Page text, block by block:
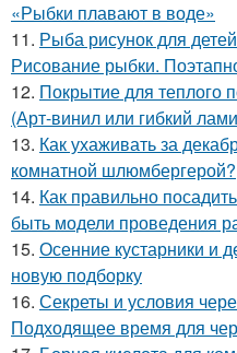
«Рыбки плавают в воде»
11. Рыба рисунок для
Рисование рыбки.
12. Покрытие для теплого
(Арт-винил или гибкий
13. Как ухаживать за
комнатной шлюмбергерой?
14. Как правильно
быть модели проведения
15. Осенние кустарники и
новую подборку
16. Секреты и условия
Подходящее время для